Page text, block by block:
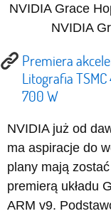
NVIDIA Grace
NVIDIA
Premiera
Litografia
700 W
NVIDIA już od
ma aspiracje do
plany mają
premierą układu
ARM v9.